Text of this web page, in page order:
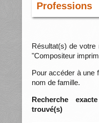
Professions
Résultat(s) de votre
"Compositeur
Pour accéder à une
nom de famille.
Recherche
trouvé(s)